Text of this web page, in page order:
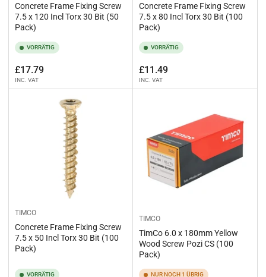
Concrete Frame Fixing Screw
7.5 x 120 Incl Torx 30 Bit (50
Pack)
VORRÄTIG
Normaler
Preis
£17.79
INC. VAT
Concrete Frame Fixing Screw
7.5 x 80 Incl Torx 30 Bit (100
Pack)
VORRÄTIG
Normaler
Preis
£11.49
INC. VAT
TIMCO
Concrete Frame Fixing Screw
7.5 x 50 Incl Torx 30 Bit (100
Pack)
VORRÄTIG
TIMCO
TimCo 6.0 x 180mm Yellow
Wood Screw Pozi CS (100
Pack)
NUR NOCH 1 ÜBRIG